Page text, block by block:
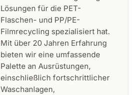
Lösungen für die PET-
Flaschen- und PP/PE-
Filmrecycling spezialisiert hat.
Mit über 20 Jahren Erfahrung
bieten wir eine umfassende
Palette an Ausrüstungen,
einschließlich fortschrittlicher
Waschanlagen,